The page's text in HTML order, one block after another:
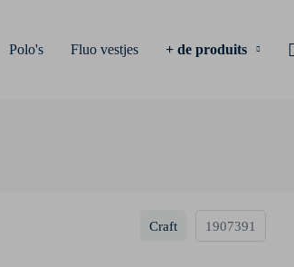
Polo's Fluo vestjes + de produits
Craft 1907391